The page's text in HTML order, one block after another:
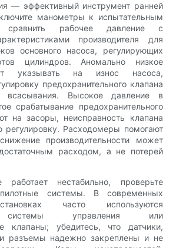
— эффективный инструмент ранней
манометры к испытательным
сравнить рабочее давление с
производителя для
основного насоса, регулирующих
цилиндров. Аномально низкое
указывать на износ насоса,
предохранительного клапана
всасывания. Высокое давление в
срабатывание предохранительного
на засоры, неисправность клапана
регулировку. Расходомеры помогают
производительности может
расходом, а не потерей
работает нестабильно, проверьте
системы. В современных
часто используются
системы управления или
клапаны; убедитесь, что датчики,
разъемы надежно закреплены и не